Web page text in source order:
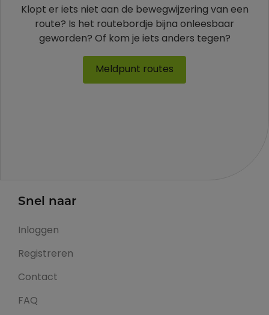
Klopt er iets niet aan de bewegwijzering van een
route? Is het routebordje bijna onleesbaar
geworden? Of kom je iets anders tegen?
Meldpunt routes
Snel naar
Inloggen
Registreren
Contact
FAQ